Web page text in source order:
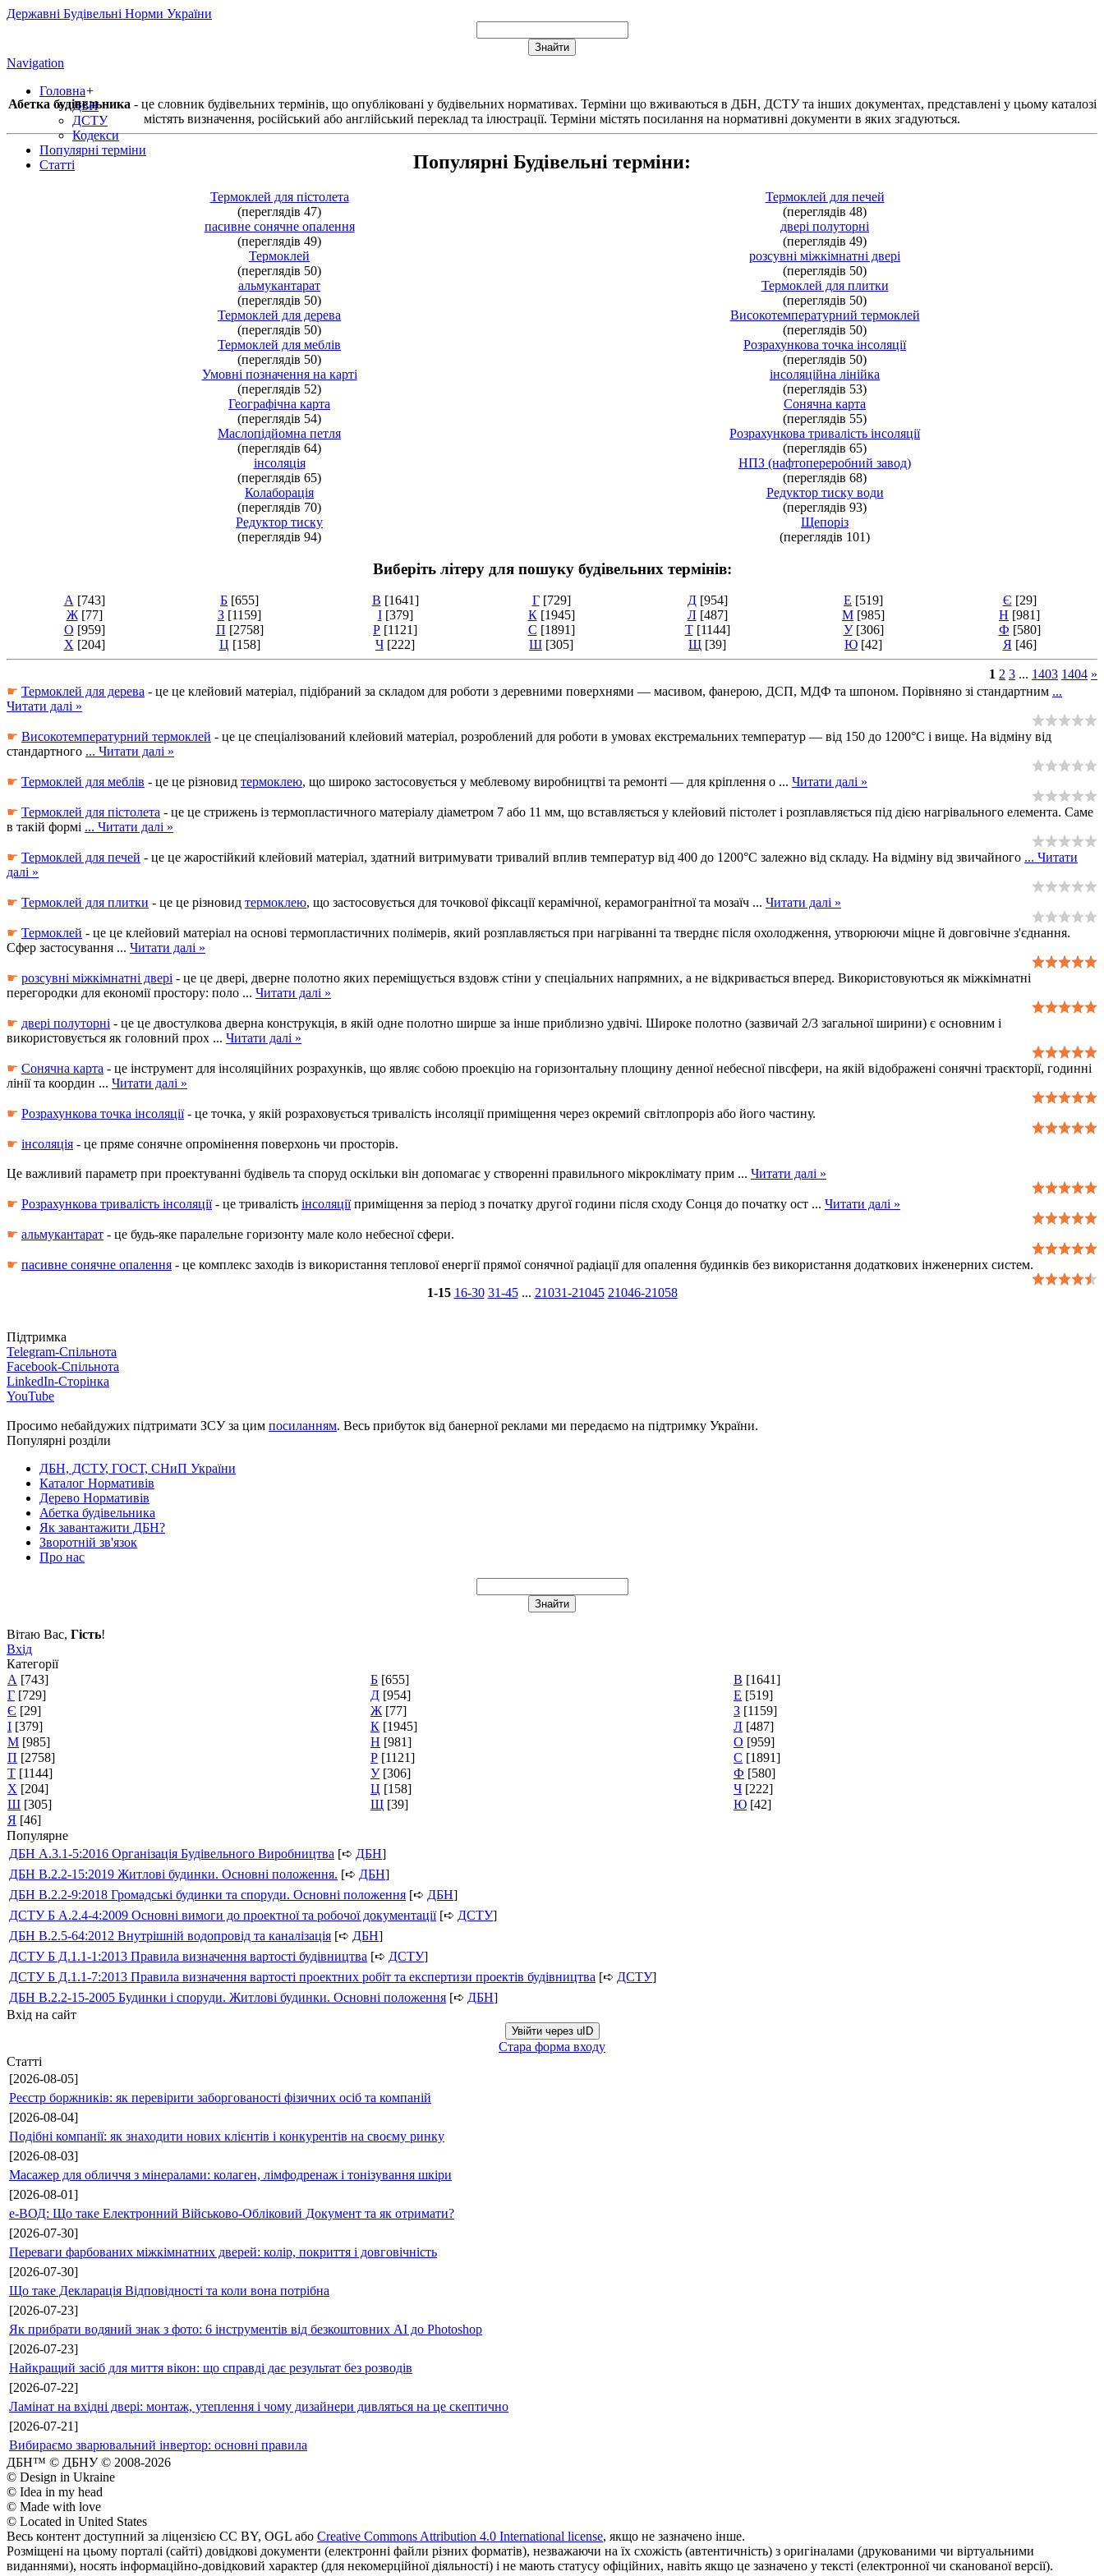
Державні Будівельні Норми України
Navigation
Головна+
ДБН
ДСТУ
Кодекси
Популярні терміни
Статті
Абетка будівельника - це словник будівельних термінів, що опубліковані у будівельних нормативах. Терміни що вживаються в ДБН, ДСТУ та інших документах, представлені у цьому каталозі
містять визначення, російський або англійський переклад та ілюстрації. Терміни містять посилання на нормативні документи в яких згадуються.
Популярні Будівельні терміни:
Термоклей для пістолета
(переглядів 47)
Термоклей для печей
(переглядів 48)
пасивне сонячне опалення
(переглядів 49)
двері полуторні
(переглядів 49)
Термоклей
(переглядів 50)
розсувні міжкімнатні двері
(переглядів 50)
альмукантарат
(переглядів 50)
Термоклей для плитки
(переглядів 50)
Термоклей для дерева
(переглядів 50)
Високотемпературний термоклей
(переглядів 50)
Термоклей для меблів
(переглядів 50)
Розрахункова точка інсоляції
(переглядів 50)
Умовні позначення на карті
(переглядів 52)
інсоляційна лінійка
(переглядів 53)
Географічна карта
(переглядів 54)
Сонячна карта
(переглядів 55)
Маслопідйомна петля
(переглядів 64)
Розрахункова тривалість інсоляції
(переглядів 65)
інсоляція
(переглядів 65)
НПЗ (нафтопереробний завод)
(переглядів 68)
Колаборація
(переглядів 70)
Редуктор тиску води
(переглядів 93)
Редуктор тиску
(переглядів 94)
Щепоріз
(переглядів 101)
Виберіть літеру для пошуку будівельних термінів:
А [743] Б [655] В [1641] Г [729] Д [954] Е [519] Є [29]
Ж [77] З [1159] І [379] К [1945] Л [487] М [985] Н [981]
О [959] П [2758] Р [1121] С [1891] Т [1144] У [306] Ф [580]
Х [204] Ц [158] Ч [222] Ш [305] Щ [39] Ю [42] Я [46]
1 2 3 ... 1403 1404 »
☛ Термоклей для дерева - це це клейовий матеріал, підібраний за складом для роботи з деревними поверхнями — масивом, фанерою, ДСП, МДФ та шпоном. Порівняно зі стандартним ...
Читати далі »
☛ Високотемпературний термоклей - це це спеціалізований клейовий матеріал, розроблений для роботи в умовах екстремальних температур — від 150 до 1200°C і вище. На відміну від
стандартного ... Читати далі »
☛ Термоклей для меблів - це це різновид термоклею, що широко застосовується у меблевому виробництві та ремонті — для кріплення о ... Читати далі »
☛ Термоклей для пістолета - це це стрижень із термопластичного матеріалу діаметром 7 або 11 мм, що вставляється у клейовий пістолет і розплавляється під дією нагрівального елемента. Саме
в такій формі ... Читати далі »
☛ Термоклей для печей - це це жаростійкий клейовий матеріал, здатний витримувати тривалий вплив температур від 400 до 1200°C залежно від складу. На відміну від звичайного ... Читати
далі »
☛ Термоклей для плитки - це це різновид термоклею, що застосовується для точкової фіксації керамічної, керамогранітної та мозаїч ... Читати далі »
☛ Термоклей - це це клейовий матеріал на основі термопластичних полімерів, який розплавляється при нагріванні та тверднє після охолодження, утворюючи міцне й довговічне з'єднання.
Сфер застосування ... Читати далі »
☛ розсувні міжкімнатні двері - це це двері, дверне полотно яких переміщується вздовж стіни у спеціальних напрямних, а не відкривається вперед. Використовуються як міжкімнатні
перегородки для економії простору: поло ... Читати далі »
☛ двері полуторні - це це двостулкова дверна конструкція, в якій одне полотно ширше за інше приблизно удвічі. Широке полотно (зазвичай 2/3 загальної ширини) є основним і
використовується як головний прох ... Читати далі »
☛ Сонячна карта - це інструмент для інсоляційних розрахунків, що являє собою проекцію на горизонтальну площину денної небесної півсфери, на якій відображені сонячні траєкторії, годинні
лінії та координ ... Читати далі »
☛ Розрахункова точка інсоляції- це точка, у якій розраховується тривалість інсоляції приміщення через окремий світлопроріз або його частину.
☛ інсоляція - це пряме сонячне опромінення поверхонь чи просторів.
Це важливий параметр при проектуванні будівель та споруд оскільки він допомагає у створенні правильного мікроклімату прим ... Читати далі »
☛ Розрахункова тривалість інсоляції- це тривалість інсоляціїприміщення за період з початку другої години після сходу Сонця до початку ост ... Читати далі »
☛ альмукантарат - це будь-яке паралельне горизонту мале коло небесної сфери.
☛ пасивне сонячне опалення - це комплекс заходів із використання теплової енергії прямої сонячної радіації для опалення бу­динків без використання додаткових інженерних систем.
1-15 16-30 31-45 ... 21031-21045 21046-21058
Підтримка
Telegram-Спільнота
Facebook-Спільнота
LinkedIn-Сторінка
YouTube
Просимо небайдужих підтримати ЗСУ за цим посиланням. Весь прибуток від банерної реклами ми передаємо на підтримку України.
Популярні розділи
ДБН, ДСТУ, ГОСТ, СНиП України
Каталог Нормативів
Дерево Нормативів
Абетка будівельника
Як завантажити ДБН?
Зворотній зв'язок
Про нас
Вітаю Вас, Гість!
Вхід
Категорії
А [743] Б [655] В [1641]
Г [729] Д [954] Е [519]
Є [29] Ж [77] З [1159]
І [379] К [1945] Л [487]
М [985] Н [981] О [959]
П [2758] Р [1121] С [1891]
Т [1144] У [306] Ф [580]
Х [204] Ц [158] Ч [222]
Ш [305] Щ [39] Ю [42]
Я [46]
Популярне
ДБН А.3.1-5:2016 Організація Будівельного Виробництва [➪ ДБН]
ДБН В.2.2-15:2019 Житлові будинки. Основні положення. [➪ ДБН]
ДБН В.2.2-9:2018 Громадські будинки та споруди. Основні положення [➪ ДБН]
ДСТУ Б А.2.4-4:2009 Основні вимоги до проектної та робочої документації[➪ ДСТУ]
ДБН В.2.5-64:2012 Внутрішній водопровід та каналізація [➪ ДБН]
ДСТУ Б Д.1.1-1:2013 Правила визначення вартості будівництва [➪ ДСТУ]
ДСТУ Б Д.1.1-7:2013 Правила визначення вартості проектних робіт та експертизи проектів будівництва [➪ ДСТУ]
ДБН В.2.2-15-2005 Будинки і споруди. Житлові будинки. Основні положення [➪ ДБН]
Вхід на сайт
Увійти через uID
Стара форма входу
Статті
[2026-08-05]
Реєстр боржників: як перевірити заборгованості фізичних осіб та компаній
[2026-08-04]
Подібні компанії: як знаходити нових клієнтів і конкурентів на своєму ринку
[2026-08-03]
Масажер для обличчя з мінералами: колаген, лімфодренаж і тонізування шкіри
[2026-08-01]
е-ВОД: Що таке Електронний Військово-Обліковий Документ та як отримати?
[2026-07-30]
Переваги фарбованих міжкімнатних дверей: колір, покриття і довговічність
[2026-07-30]
Що таке Декларація Відповідності та коли вона потрібна
[2026-07-23]
Як прибрати водяний знак з фото: 6 інструментів від безкоштовних AI до Photoshop
[2026-07-23]
Найкращий засіб для миття вікон: що справді дає результат без розводів
[2026-07-22]
Ламінат на вхідні двері: монтаж, утеплення і чому дизайнери дивляться на це скептично
[2026-07-21]
Вибираємо зварювальний інвертор: основні правила
ДБН™ © ДБНУ © 2008-2026
© Design in Ukraine
© Idea in my head
© Made with love
© Located in United States
Весь контент доступний за ліцензією CC BY, OGL або Creative Commons Attribution 4.0 International license, якщо не зазначено інше.
Розміщені на цьому порталі (сайті) довідкові документи (електронні файли різних форматів), незважаючи на їх схожість (автентичність) з оригіналами (друкованими чи віртуальними
виданнями), носять інформаційно-довідковий характер (для некомерційної діяльності) і не мають статусу офіційних, навіть якщо це зазначено у тексті (електронної чи сканованої версії).